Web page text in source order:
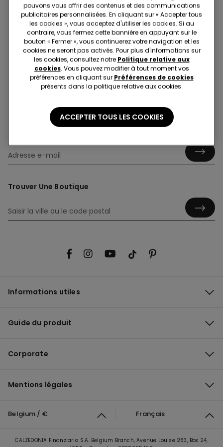
Chaussettes antidérapantes et Chaussons
Inscrivez-vous à notre newsletter
Trouver Une Boutique
Informations utiles
Guide du produit
Corporate
Mentions légales
Belgium / € Français
CALZEDONIA Finanziaria S.A. Belgium Branch, Avenue Louise 283, Box 24,
pouvons vous offrir des contenus et des communications
publicitaires personnalisées. En cliquant sur « Accepter tous
les cookies », vous acceptez d'utiliser les cookies. Si au
contraire, vous fermez cette bannière en appuyant sur le
bouton « Fermer », vous continuerez votre navigation et les
cookies ne seront pas activés. Pour plus d'informations sur
les cookies, consultez notre Politique relative aux
cookies. Vous pouvez modifier à tout moment vos
préférences en cliquant sur Préférences de cookies
présents dans la politique relative aux cookies.
ACCEPTER TOUS LES COOKIES